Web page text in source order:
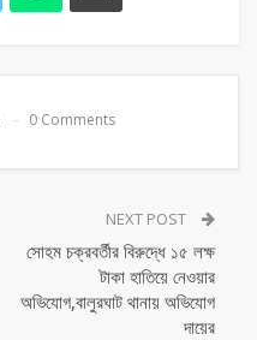
0 Comments
NEXT POST
সোহম চক্রবর্তীর বিরুদ্ধে ১৫ লক্ষ
টাকা হাতিয়ে নেওয়ার
অভিযোগ,বালুরঘাট থানায় অভিযোগ
দায়ের